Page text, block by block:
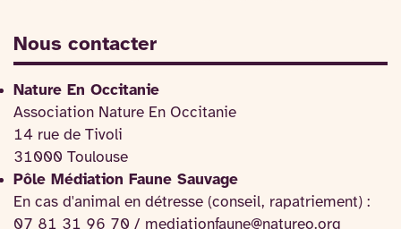
Nous contacter
Nature En Occitanie
Association Nature En Occitanie
14 rue de Tivoli
31000 Toulouse
Pôle Médiation Faune Sauvage
En cas d'animal en détresse (conseil, rapatriement) :
07 81 31 96 70 / mediationfaune@natureo.org